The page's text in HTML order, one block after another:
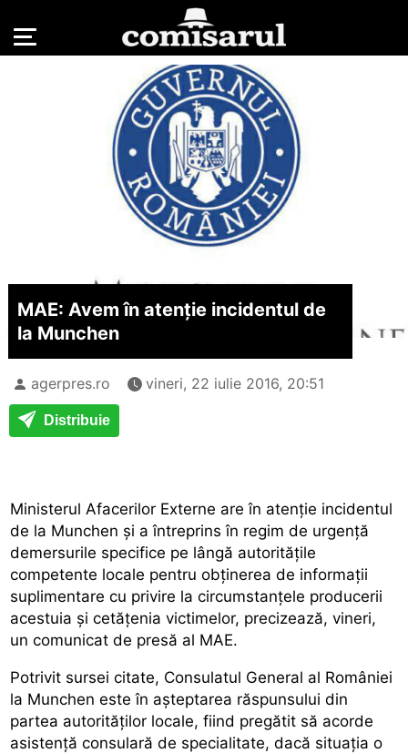
MAE: Avem în atenție incidentul de
la Munchen
agerpres.ro vineri, 22 iulie 2016, 20:51
Distribuie
Ministerul Afacerilor Externe are în atenție incidentul
de la Munchen și a întreprins în regim de urgență
demersurile specifice pe lângă autoritățile
competente locale pentru obținerea de informații
suplimentare cu privire la circumstanțele producerii
acestuia și cetățenia victimelor, precizează, vineri,
un comunicat de presă al MAE.
Potrivit sursei citate, Consulatul General al României
la Munchen este în așteptarea răspunsului din
partea autorităților locale, fiind pregătit să acorde
asistență consulară de specialitate, dacă situația o